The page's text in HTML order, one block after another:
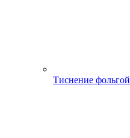
Тиснение фольгой